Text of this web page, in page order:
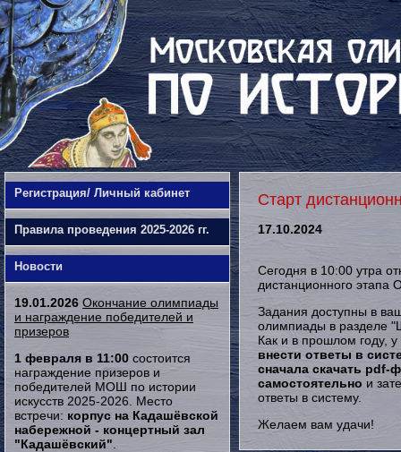
Регистрация/ Личный кабинет
Правила проведения 2025-2026 гг.
Новости
19.01.2026 Окончание олимпиады
и награждение победителей и
призеров
1 февраля в 11:00 состоится
награждение призеров и
победителей МОШ по истории
искусств 2025-2026. Место
встречи: корпус на Кадашёвской
набережной - концертный зал
"Кадашёвский"
Старт
17.10.2024
Сегодня в 10:00 утра
дистанционного этапа
Задания доступны в
олимпиады в разделе
Как и в прошлом году,
внести ответы в
сначала скачать pdf-
самостоятельно и
ответы в систему.
Желаем вам удачи!